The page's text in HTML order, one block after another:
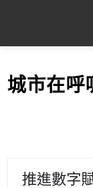
p
城市在呼
推進數字